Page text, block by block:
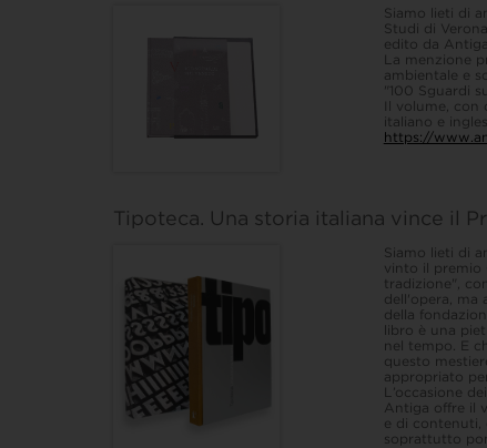
Siamo lieti di
Studi di
edito da
La menzione
ambientale e
"100 Sguardi
Il volume,
italiano e
https://
Tipoteca. Una storia italiana vince il
Siamo lieti di
vinto il premio
tradizione",
dell'opera, ma
della
libro è una
nel tempo. E
questo
appropriato
L’occasione
Antiga offre il
e di contenuti,
soprattutto